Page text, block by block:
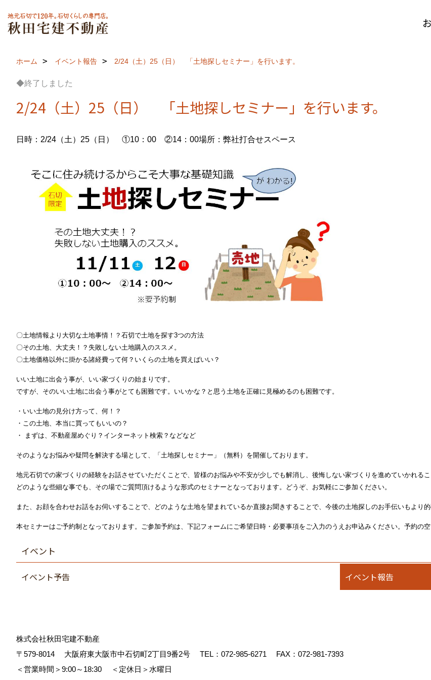
ホーム イベント報告 2/24（土）25（日） 「土地探しセミナー」を行います。
◆終了しました
2/24（土）25（日） 「土地探しセミナー」を行います。
日時：2/24（土）25（日） ①10：00 ②14：00場所：弊社打合せスペース
〇土地情報より大切な土地事情！？石切で土地を探す3つの方法
〇その土地、大丈夫！？失敗しない土地購入のススメ。
〇土地価格以外に掛かる諸経費って何？いくらの土地を買えばいい？
いい土地に出会う事が、いい家づくりの始まりです。
ですが、そのいい土地に出会う事がとても困難です。いいかな？と思う土地を正確に見極めるのも困難です。
・いい土地の見分け方って、何！？
・この土地、本当に買ってもいいの？
・ まずは、不動産屋めぐり？インターネット検索？などなど
そのようなお悩みや疑問を解決する場として、「土地探しセミナー」（無料）を開催しております。
地元石切での家づくりの経験をお話させていただくことで、皆様のお悩みや不安が少しでも解消し、後悔しない家づくりを進めていかれるこ
どのような些細な事でも、その場でご質問頂けるような形式のセミナーとなっております。どうぞ、お気軽にご参加ください。
また、お顔を合わせお話をお伺いすることで、どのような土地を望まれているか直接お聞きすることで、今後の土地探しのお手伝いもより
本セミナーはご予約制となっております。ご参加予約は、下記フォームにご希望日時・必要事項をご入力のうえお申込みください。予約の
イベント
イベント予告 イベント報告
株式会社秋田宅建不動産
〒579-8014
大阪府東大阪市中石切町2丁目9番2号 TEL： 072-985-6271
FAX：072-981-7393
＜営業時間＞9:00～18:30
＜定休日＞水曜日